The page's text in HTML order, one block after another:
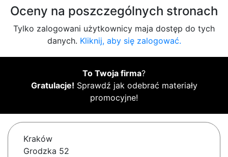
Oceny na poszczególnych stronach
Tylko zalogowani użytkownicy maja dostęp do tych
danych. Kliknij, aby się zalogować.
To Twoja firma?
Gratulacje! Sprawdź jak odebrać materiały
promocyjne!
Kraków
Grodzka 52